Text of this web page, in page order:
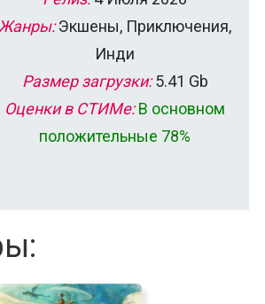
Жанры:Экшены, Приключения,
Инди
Размер загрузки:5.41 Gb
Оценки в СТИМе: В основном
положительные 78%